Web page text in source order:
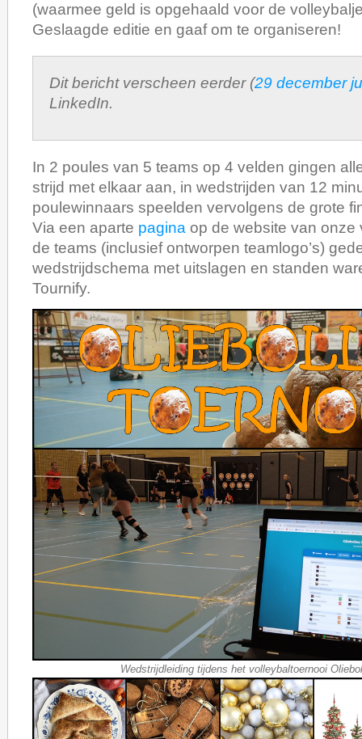
(waarmee geld is opgehaald voor de
Geslaagde editie en gaaf om te organiseren!
Dit bericht verscheen eerder (29 december
LinkedIn.
In 2 poules van 5 teams op 4 velden gingen
strijd met elkaar aan, in wedstrijden van 12
poulewinnaars speelden vervolgens de grote
Via een aparte pagina op de website van onze
de teams (inclusief ontworpen teamlogo’s)
wedstrijdschema met uitslagen en standen
Tournify.
Wedstrijdleiding tijdens het volleybaltoernooi